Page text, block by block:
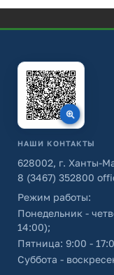
НАШИ КОНТАКТЫ
628002, г. Ханты-
8 (3467) 352800
Режим работы:
Понедельник -
14:00);
Пятница: 9:00 -
Суббота -